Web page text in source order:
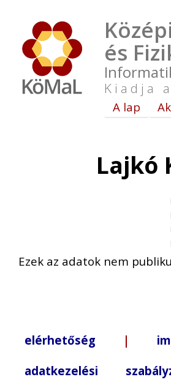
és
Kiadja
A lap
Lajkó
Ezek az adatok nem
elérhetőség |
adatkezelési